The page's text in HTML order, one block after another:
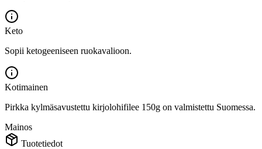
Keto
Sopii ketogeeniseen ruokavalioon.
Kotimainen
Pirkka kylmäsavustettu kirjolohifilee 150g on valmistettu Suomessa.
Mainos
Tuotetiedot